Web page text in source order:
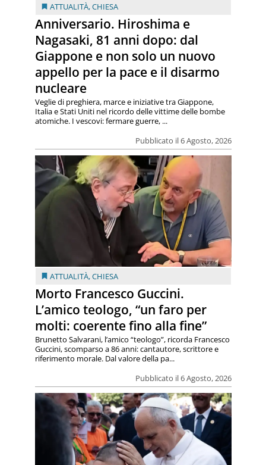
ATTUALITÀ,CHIESA
Anniversario. Hiroshima e
Nagasaki, 81 anni dopo: dal
Giappone e non solo un nuovo
appello per la pace e il disarmo
nucleare
Pubblicato il 6 Agosto, 2026
Veglie di preghiera, marce e iniziative tra Giappone,
Italia e Stati Uniti nel ricordo delle vittime delle bombe
atomiche. I vescovi: fermare guerre, ...
ATTUALITÀ,CHIESA
Morto Francesco Guccini.
L’amico teologo, “un faro per
molti: coerente fino alla fine”
Pubblicato il 6 Agosto, 2026
Brunetto Salvarani, l’amico “teologo”, ricorda Francesco
Guccini, scomparso a 86 anni: cantautore, scrittore e
riferimento morale. Dal valore della pa...